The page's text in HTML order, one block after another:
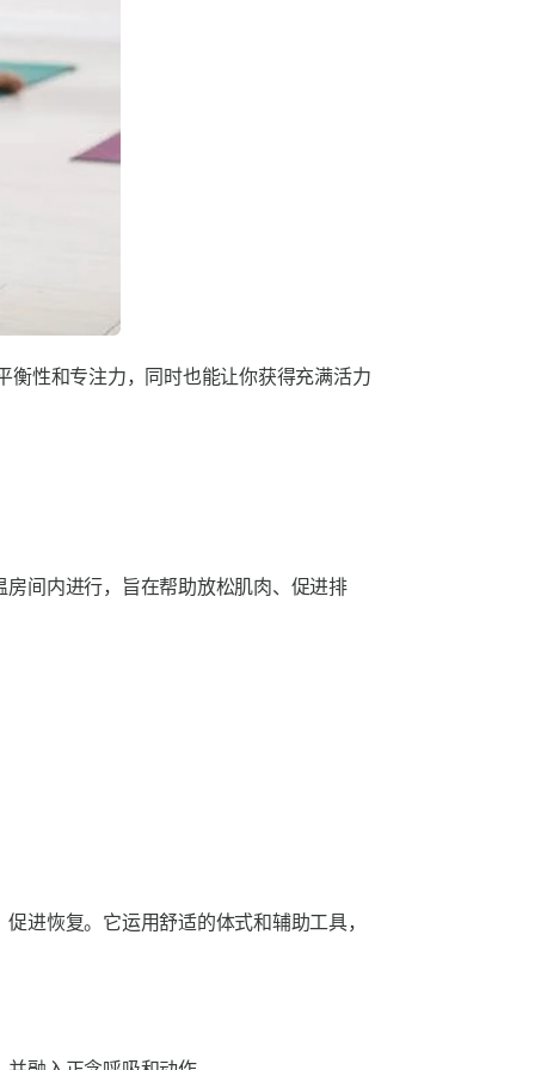
性和专注力，同时也能让你获得充满活力
间内进行，旨在帮助放松肌肉、促进排
进恢复。它运用舒适的体式和辅助工具，